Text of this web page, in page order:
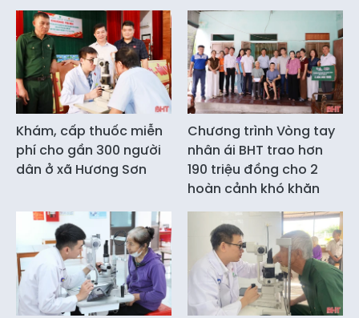
Khám, cấp thuốc miễn
phí cho gần 300 người
dân ở xã Hương Sơn
Chương trình Vòng tay
nhân ái BHT trao hơn
190 triệu đồng cho 2
hoàn cảnh khó khăn